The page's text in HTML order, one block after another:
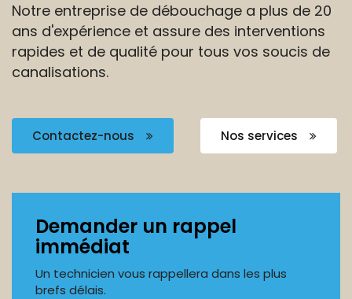
Notre entreprise de débouchage a plus de 20
ans d'expérience et assure des interventions
rapides et de qualité pour tous vos soucis de
canalisations.
Contactez-nous Nos services
Demander un rappel
immédiat
Un technicien vous rappellera dans les plus
brefs délais.